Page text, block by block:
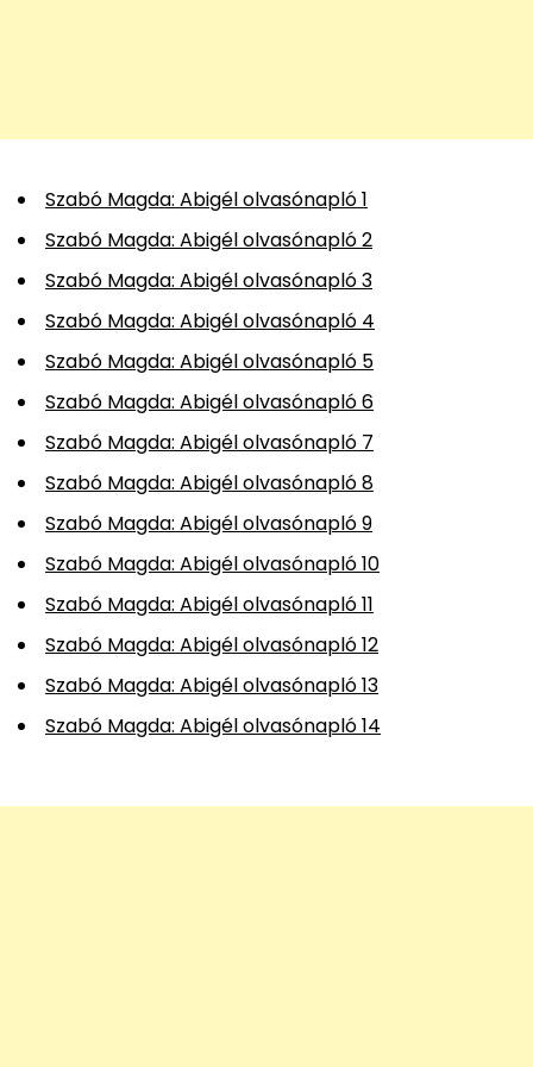
Szabó Magda: Abigél olvasónapló 1
Szabó Magda: Abigél olvasónapló 2
Szabó Magda: Abigél olvasónapló 3
Szabó Magda: Abigél olvasónapló 4
Szabó Magda: Abigél olvasónapló 5
Szabó Magda: Abigél olvasónapló 6
Szabó Magda: Abigél olvasónapló 7
Szabó Magda: Abigél olvasónapló 8
Szabó Magda: Abigél olvasónapló 9
Szabó Magda: Abigél olvasónapló 10
Szabó Magda: Abigél olvasónapló 11
Szabó Magda: Abigél olvasónapló 12
Szabó Magda: Abigél olvasónapló 13
Szabó Magda: Abigél olvasónapló 14